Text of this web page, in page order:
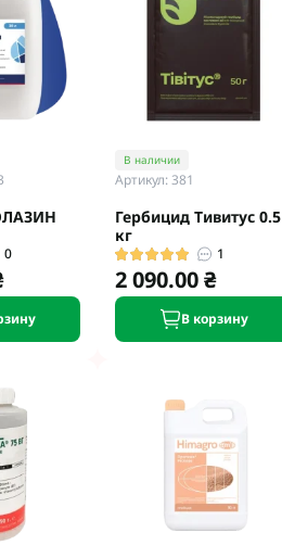
0
В наличии
Артикул: 381
Гербицид Тивитус 0.5
кг
1
2 090.00 ₴
В корзину